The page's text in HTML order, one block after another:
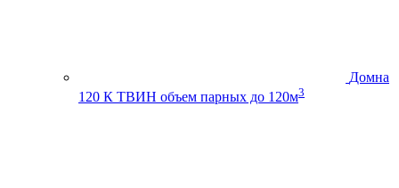
Домна
120 К ТВИН объем парных до 120м3